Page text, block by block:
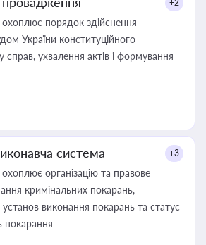
+2
порядок здійснення
України конституційного
справ, ухвалення актів і формування
система +3
організацію та правове
кримінальних покарань,
установ виконання покарань та статус
покарання